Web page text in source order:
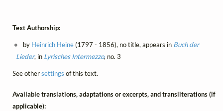
Text Authorship:
by Heinrich Heine(1797 - 1856), no title, appears in Buch der
Lieder, in Lyrisches Intermezzo, no. 3
See othersettings of this text.
Available translations, adaptations or excerpts, and transliterations (if
applicable):